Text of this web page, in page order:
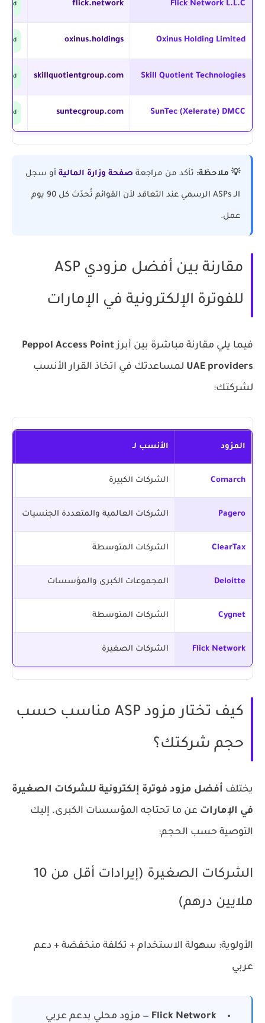
Flick Network L.L.C
flick.network
Oxinus Holding Limited
oxinus.holdings
Skill Quotient Technologies
skillquotientgroup.com
SunTec (Xelerate) DMCC
suntecgroup.com
💡 ملاحظة: تأكد من مراجعة صفحة وزارة المالية أو سجل
الـ ASPs الرسمي عند التعاقد لأن القوائم تُحدّث كل 90 يوم
عمل.
مقارنة بين أفضل مزودي ASP
للفوترة الإلكترونية في الإمارات
فيما يلي مقارنة مباشرة بين أبرزPeppol Access Point
UAE providers لمساعدتك في اتخاذ القرار الأنسب
لشركتك:
المزود الأنسب لـ
Comarch الشركات الكبيرة
Pagero الشركات العالمية والمتعددة الجنسيات
ClearTax الشركات المتوسطة
Deloitte المجموعات الكبرى والمؤسسات
Cygnet الشركات المتوسطة
Flick Network الشركات الصغيرة
كيف تختار مزود ASP مناسب حسب
حجم شركتك؟
يختلف أفضل مزود فوترة إلكترونية للشركات الصغيرة
في الإمارات عن ما تحتاجه المؤسسات الكبرى. إليك
التوصية حسب الحجم:
الشركات الصغيرة (إيرادات أقل من 10
ملايين درهم)
الأولوية: سهولة الاستخدام + تكلفة منخفضة + دعم
عربي
Flick Network — مزود محلي بدعم عربي